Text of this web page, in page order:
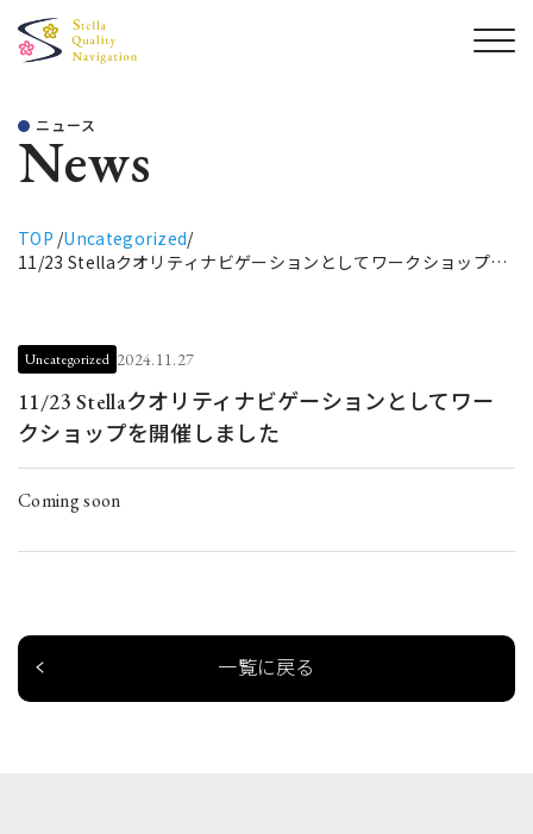
ニュース
News
TOP /Uncategorized/
11/23 Stellaクオリティナビゲーションとしてワークショップを
Uncategorized 2024.11.27
11/23 Stellaクオリティナビゲーションとしてワー
クショップを開催しました
Coming soon
一覧に戻る